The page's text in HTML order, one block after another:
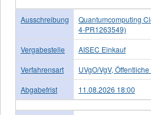
Ausschreibung
Quantumcomputing
4-PR1263549)
Vergabestelle
AISEC Einkauf
Verfahrensart
UVgO/VgV,
Abgabefrist
11.08.2026 18:00